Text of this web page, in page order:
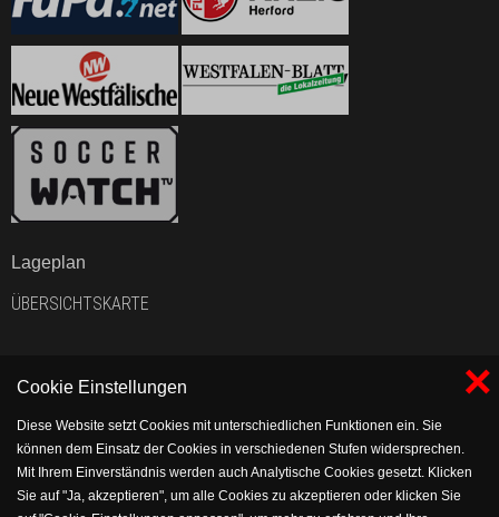
×
Cookie Einstellungen
Diese Website setzt Cookies mit unterschiedlichen Funktionen ein. Sie
können dem Einsatz der Cookies in verschiedenen Stufen widersprechen.
Mit Ihrem Einverständnis werden auch Analytische Cookies gesetzt. Klicken
Sie auf "Ja, akzeptieren", um alle Cookies zu akzeptieren oder klicken Sie
Lageplan
ÜBERSICHTSKARTE